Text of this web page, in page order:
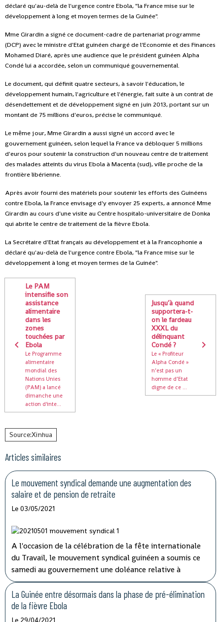
déclaré qu'au-delà de l'urgence contre Ebola, "la France mise sur le
développement à long et moyen termes de la Guinée".
Mme Girardin a signé ce document-cadre de partenariat programme
(DCP) avec le ministre d'Etat guinéen chargé de l'Economie et des Finances
Mohamed Diaré, après une audience que le président guinéen Alpha
Condé lui a accordée, selon un communiqué gouvernemental.
Le document, qui définit quatre secteurs, à savoir l'éducation, le
développement humain, l'agriculture et l'énergie, fait suite à un contrat de
désendettement et de développement signé en juin 2013, portant sur un
montant de 75 millions d'euros, précise le communiqué.
Le même jour, Mme Girardin a aussi signé un accord avec le
gouvernement guinéen, selon lequel la France va débloquer 5 millions
d'euros pour soutenir la construction d'un nouveau centre de traitement
des malades atteints du virus Ebola à Macenta (sud), ville proche de la
frontière libérienne.
Après avoir fourni des matériels pour soutenir les efforts des Guinéens
contre Ebola, la France envisage d'y envoyer 25 experts, a annoncé Mme
Girardin au cours d'une visite au Centre hospitalo-universitaire de Donka
qui abrite le centre de traitement de la fièvre Ebola.
La Secrétaire d'Etat français au développement et à la Francophonie a
déclaré qu'au-delà de l'urgence contre Ebola, "la France mise sur le
développement à long et moyen termes de la Guinée".
Le PAM
intensifie son
assistance
alimentaire
dans les
zones
touchées par
Ebola
Le Programme
alimentaire
mondial des
Nations Unies
(PAM) a lancé
dimanche une
action d'inte...
Jusqu’à quand
supportera-t-
on le fardeau
XXXL du
délinquant
Condé ?
Le « Profiteur
Alpha Condé »
n’est pas un
homme d’Etat
digne de ce ...
Source:Xinhua
Articles similaires
Le mouvement syndical demande une augmentation des
salaire et de pension de retraite
Le 03/05/2021
A l'occasion de la célébration de la fête internationale
du Travail, le mouvement syndical guinéen a soumis ce
samedi au gouvernement une doléance relative à
l'augmentation de salaire et de pension de retraite.
La Guinée entre désormais dans la phase de pré-élimination
de la fièvre Ebola
Le 29/04/2021